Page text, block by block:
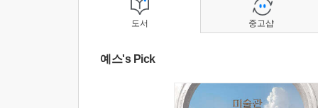
도서
예스's Pick
중고샵